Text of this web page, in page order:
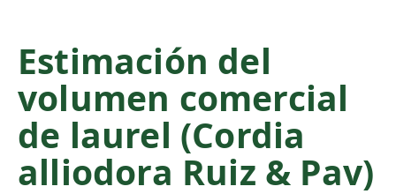
n
e
t
S
Estimación del
volumen comercial
de laurel (Cordia
alliodora Ruiz & Pav)